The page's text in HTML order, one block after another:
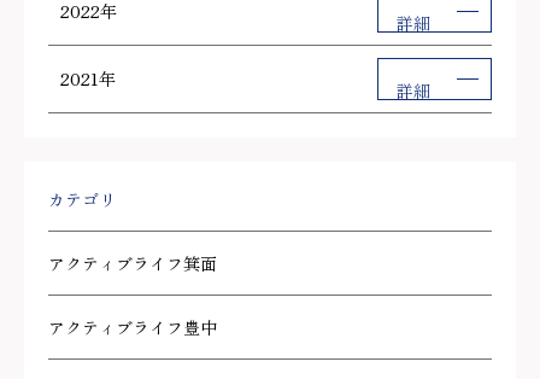
2022年 詳細
2021年 詳細
カテゴリ
アクティブライフ箕面
アクティブライフ豊中